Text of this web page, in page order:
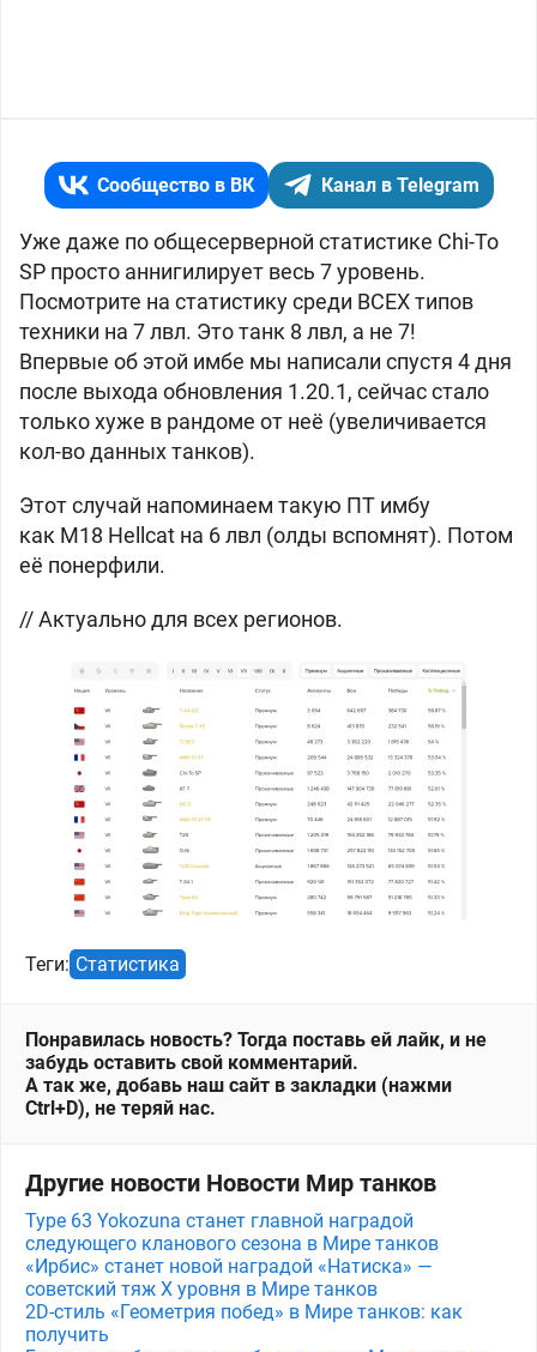
Сообщество в ВК Канал в Telegram
Уже даже по общесерверной статистике Chi-To
SP просто аннигилирует весь 7 уровень.
Посмотрите на статистику среди ВСЕХ типов
техники на 7 лвл. Это танк 8 лвл, а не 7!
Впервые об этой имбе мы написали спустя 4 дня
после выхода обновления 1.20.1, сейчас стало
только хуже в рандоме от неё (увеличивается
кол-во данных танков).
Этот случай напоминаем такую ПТ имбу
как M18 Hellcat на 6 лвл (олды вспомнят). Потом
её понерфили.
// Актуально для всех регионов.
Теги: Статистика
Понравилась новость? Тогда поставь ей лайк, и не
забудь оставить свой комментарий.
А так же, добавь наш сайт в закладки (нажми
Ctrl+D), не теряй нас.
Другие новости Новости Мир танков
Type 63 Yokozuna станет главной наградой
следующего кланового сезона в Мире танков
«Ирбис» станет новой наградой «Натиска» —
советский тяж X уровня в Мире танков
2D-стиль «Геометрия побед» в Мире танков: как
получить